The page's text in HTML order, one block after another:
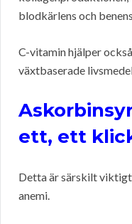
blodkärlens och
C-vitamin hjälper
växtbaserade
ett, ett
Detta är särskilt
anemi.